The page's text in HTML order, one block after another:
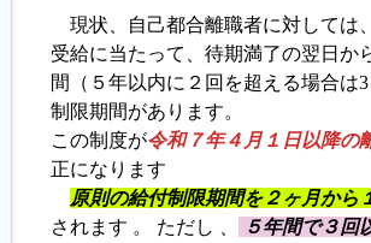
各種セミナー
履歴書ジェネレーター
現状、自己都合離職者に対しては
受給に当たって、待期満了の翌日か
間（５年以内に２回を超える場合は
制限期間があります。
この制度が令和７年４月１日以降の
正になります
原則の給付制限期間を２ヶ月から
されます 。 ただし 、
５年間で３回